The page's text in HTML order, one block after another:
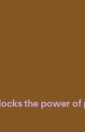
the power of